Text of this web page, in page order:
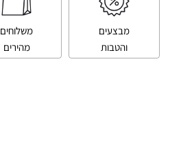
מבצעים
והטבות
משלוחים
מהירים